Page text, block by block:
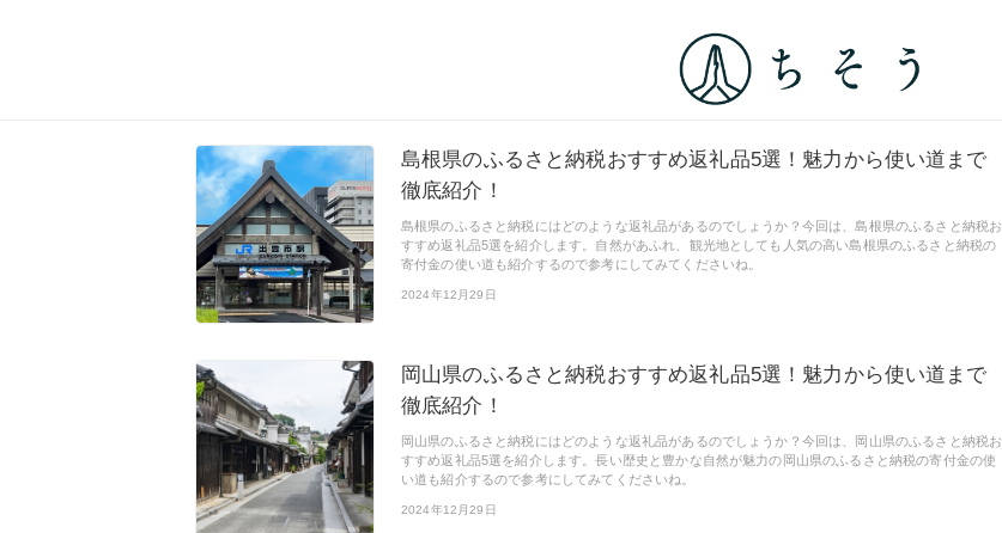
島根県のふるさと納税おすすめ返礼品5選！魅力から使い道まで
徹底紹介！
島根県のふるさと納税にはどのような返礼品があるのでしょうか？今回は、島根県のふるさと納税お
すすめ返礼品5選を紹介します。自然があふれ、観光地としても人気の高い島根県のふるさと納税の
寄付金の使い道も紹介するので参考にしてみてくださいね。
2024年12月29日
岡山県のふるさと納税おすすめ返礼品5選！魅力から使い道まで
徹底紹介！
岡山県のふるさと納税にはどのような返礼品があるのでしょうか？今回は、岡山県のふるさと納税お
すすめ返礼品5選を紹介します。長い歴史と豊かな自然が魅力の岡山県のふるさと納税の寄付金の使
い道も紹介するので参考にしてみてくださいね。
2024年12月29日